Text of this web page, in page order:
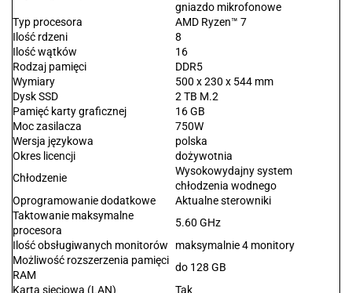
gniazdo mikrofonowe
Typ procesora
AMD Ryzen™ 7
Ilość rdzeni
8
Ilość wątków
16
Rodzaj pamięci
DDR5
Wymiary
500 x 230 x 544 mm
Dysk SSD
2 TB M.2
Pamięć karty graficznej
16 GB
Moc zasilacza
750W
Wersja językowa
polska
Okres licencji
dożywotnia
Chłodzenie
Wysokowydajny system
chłodzenia wodnego
Oprogramowanie dodatkowe
Aktualne sterowniki
Taktowanie maksymalne
procesora
5.60 GHz
Ilość obsługiwanych monitorów
maksymalnie 4 monitory
Możliwość rozszerzenia pamięci
RAM
do 128 GB
Karta sieciowa (LAN)
Tak